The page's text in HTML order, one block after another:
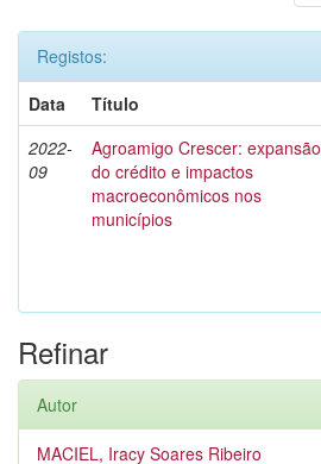
Registos:
Data
Título
2022-
09
Agroamigo Crescer: expansão
do crédito e impactos
macroeconômicos nos
municípios
Refinar
Autor
MACIEL, Iracy Soares Ribeiro